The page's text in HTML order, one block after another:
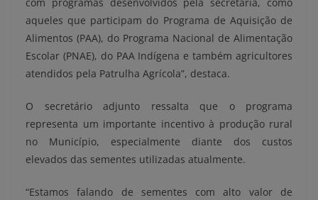
aqueles que participam do Programa de Aquisição de
Alimentos (PAA), do Programa Nacional de Alimentação
Escolar (PNAE), do PAA Indígena e também agricultores
atendidos pela Patrulha Agrícola”, destaca.
O secretário adjunto ressalta que o programa
representa um importante incentivo à produção rural
no Município, especialmente diante dos custos
elevados das sementes utilizadas atualmente.
“Estamos falando de sementes com alto valor de